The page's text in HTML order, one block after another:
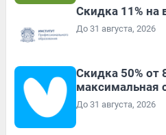
Скидка 11% на
До 31 августа, 2026
Скидка 50% от
максимальная
До 31 августа, 2026